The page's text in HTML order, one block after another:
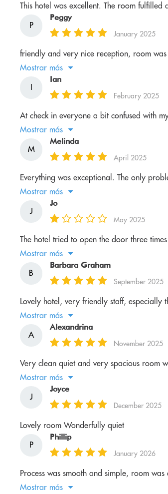
This hotel was excellent. The room fulfilled
P
Peggy
January 2025
friendly and very nice reception, room
Mostrar más
I
Ian
February 2025
At check in everyone a bit confused with
Mostrar más
M
Melinda
April 2025
Everything was exceptional. The only
Mostrar más
J
Jo
May 2025
The hotel tried to open the door three
Mostrar más
B
Barbara Graham
September 2025
Lovely hotel, very friendly staff, especially
Mostrar más
A
Alexandrina
November 2025
Very clean quiet and very spacious room
Mostrar más
J
Joyce
December 2025
Lovely room Wonderfully quiet
P
Phillip
January 2026
Process was smooth and simple, room
Mostrar más